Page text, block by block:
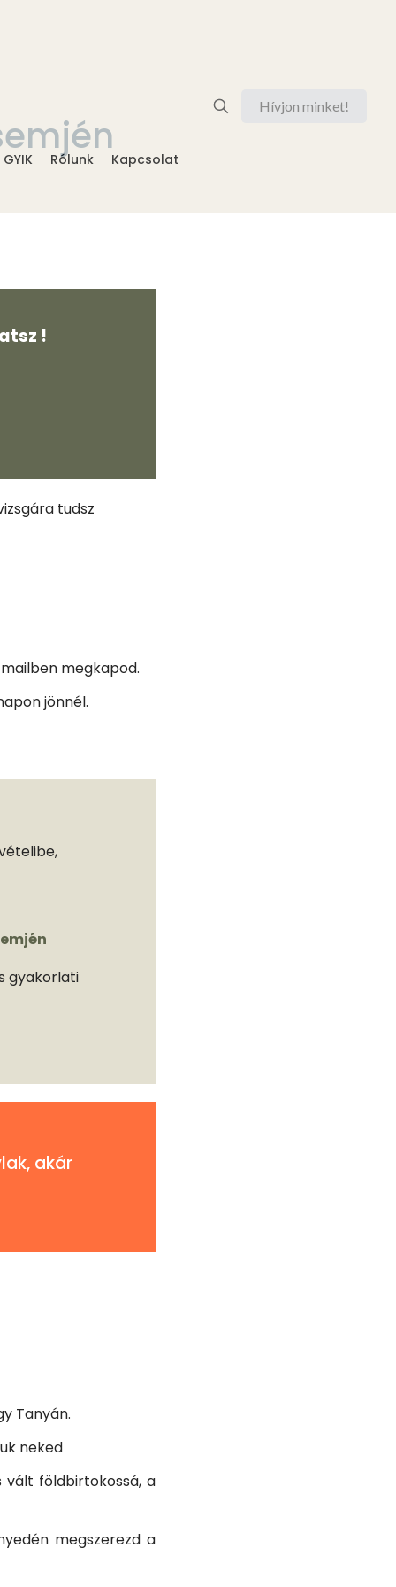
GYIK Rólunk Kapcsolat
Hívjon minket!
!
tudsz
megkapod.
jönnél.
gyakorlati
akár
Tanyán.
neked
vált földbirtokossá, a
megszerezd a